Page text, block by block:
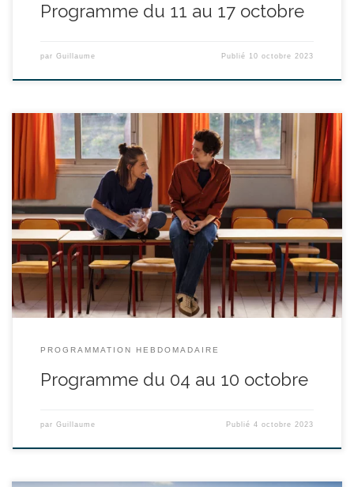
Programme du 11 au 17 octobre
par Guillaume Publié 10 octobre 2023
réalisé par Thomas Lilti - avec Vincent Lacoste, François Cluzet,
Adèle Exarchopoulos durée : 1h41’ C’est la rentrée. Une nouvelle
année scolaire au collège qui voit se retrouver Pierre, Meriem,
Fouad, Sophie, Sandrine, Alix et Sofiane, un groupe
d’enseignants engagés et soudés. Ils sont rejoints par Benjamin,
jeune professeur remplaçant […]
PROGRAMMATION HEBDOMADAIRE
Programme du 04 au 10 octobre
par Guillaume Publié4 octobre 2023